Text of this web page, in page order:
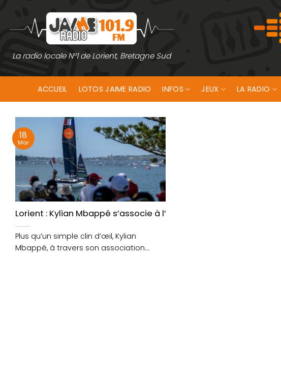
contenu
La radio locale N°1 de Lorient, Bretagne Sud
ACCUEIL LOTOS JAIME RADIO INFOS JEUX LA RADIO
Lorient : Kylian Mbappé s’associe à l’équipe de France de SailGP
Plus qu’un simple clin d’œil, Kylian
Mbappé, à travers son association
18
Mar